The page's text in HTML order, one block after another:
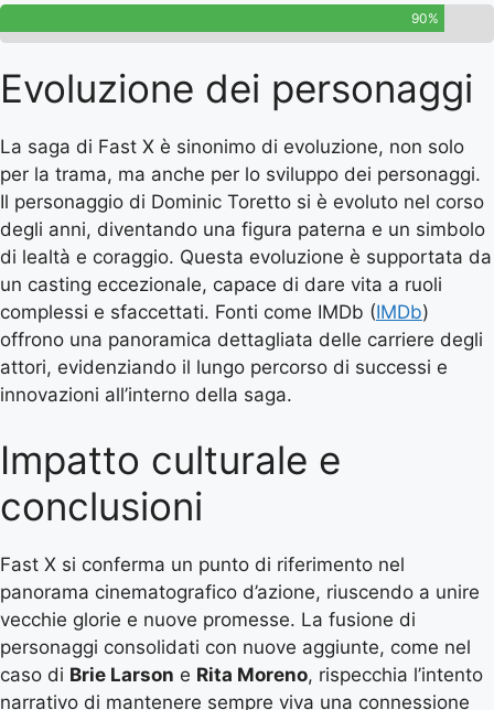
90%
Evoluzione dei personaggi
La saga di Fast X è sinonimo di evoluzione, non solo
per la trama, ma anche per lo sviluppo dei personaggi.
Il personaggio di Dominic Toretto si è evoluto nel corso
degli anni, diventando una figura paterna e un simbolo
di lealtà e coraggio. Questa evoluzione è supportata da
un casting eccezionale, capace di dare vita a ruoli
complessi e sfaccettati. Fonti come IMDb (IMDb)
offrono una panoramica dettagliata delle carriere degli
attori, evidenziando il lungo percorso di successi e
innovazioni all’interno della saga.
Impatto culturale e
conclusioni
Fast X si conferma un punto di riferimento nel
panorama cinematografico d’azione, riuscendo a unire
vecchie glorie e nuove promesse. La fusione di
personaggi consolidati con nuove aggiunte, come nel
caso di Brie Larson e Rita Moreno, rispecchia l’intento
narrativo di mantenere sempre viva una connessione